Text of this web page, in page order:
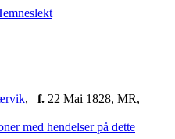
, f. 22 Mai 1828, MR,